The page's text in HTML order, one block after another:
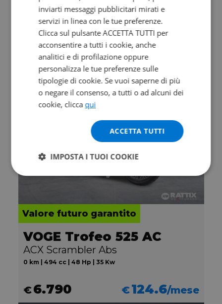
KYMCO DTX 360 350
350
0 km | 321 cc | 28.6 Hp | 21 Kw
5.790 €109
Valore futuro garantito
VOGE Trofeo 525 AC
ACX Scrambler Abs
0 km | 494 cc | 48 Hp | 35 Kw
€6.790 €124.6/mese
inviarti messaggi pubblicitari mirati e
servizi in linea con le tue preferenze.
Clicca sul pulsante ACCETTA TUTTI per
acconsentire a tutti i cookie, anche
analitici e di profilazione oppure
personalizza le tue preferenze sulle
tipologie di cookie. Se vuoi saperne di più
o negare il consenso, a tutti o ad alcuni dei
cookie, clicca qui
ACCETTA TUTTI
IMPOSTA I TUOI COOKIE